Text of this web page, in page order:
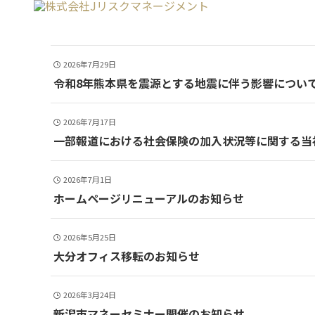
2026年7月29日
令和8年熊本県を震源とする地震に伴う影響につい
2026年7月17日
一部報道における社会保険の加入状況等に関する
2026年7月1日
ホームページリニューアルのお知らせ
2026年5月25日
大分オフィス移転のお知らせ
2026年3月24日